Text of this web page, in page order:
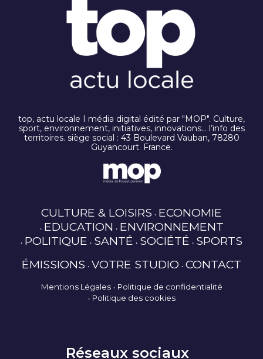
top, actu locale I média digital édité par "MOP". Culture,
sport, environnement, initiatives, innovations… l’info des
territoires. siège social : 43 Boulevard Vauban, 78280
Guyancourt. France.
CULTURE & LOISIRS ECONOMIE
EDUCATION ENVIRONNEMENT
POLITIQUE SANTÉ SOCIÉTÉ SPORTS
ÉMISSIONS VOTRE STUDIO CONTACT
Mentions Légales
Politique de confidentialité
Politique des cookies
Réseaux sociaux